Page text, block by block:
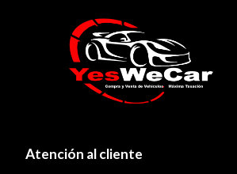
Atención al cliente